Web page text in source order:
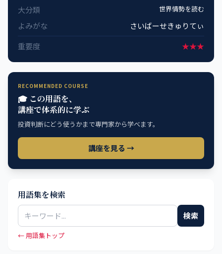
大分類
世界情勢を読む
よみがな
さいばーせきゅりてぃ
重要度
★★★
RECOMMENDED COURSE
🎓 この用語を、
講座で体系的に学ぶ
投資判断にどう使うかまで専門家から学べます。
講座を見る →
用語集を検索
検索
← 用語集トップ